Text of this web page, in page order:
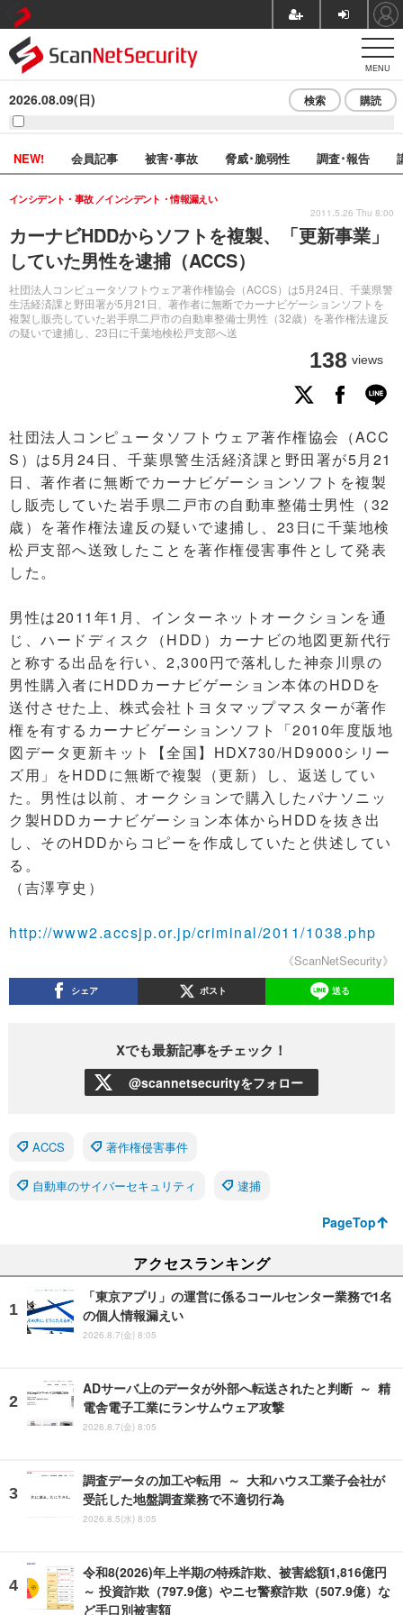
MENU
2026.08.09(日) 検索 購読
NEW! 会員記事 被害･事故 脅威･脆弱性 調査･報告
カーナビHDDからソフトを複製、「更新事業」
していた男性を逮捕（ACCS）
社団法人コンピュータソフトウェア著作権協会（ACCS）は5月24日、千葉県警
生活経済課と野田署が5月21日、著作者に無断でカーナビゲーションソフトを
複製し販売していた岩手県二戸市の自動車整備士男性（32歳）を著作権法違反
の疑いで逮捕し、23日に千葉地検松戸支部へ送
インシデント・事故 インシデント・情報漏えい
138 views
2011.5.26 Thu 8:00
社団法人コンピュータソフトウェア著作権協会（ACC
S）は5月24日、千葉県警生活経済課と野田署が5月21
日、著作者に無断でカーナビゲーションソフトを複製
し販売していた岩手県二戸市の自動車整備士男性（32
歳）を著作権法違反の疑いで逮捕し、23日に千葉地検
松戸支部へ送致したことを著作権侵害事件として発表
した。
男性は2011年1月、インターネットオークションを通
じ、ハードディスク（HDD）カーナビの地図更新代行
と称する出品を行い、2,300円で落札した神奈川県の
男性購入者にHDDカーナビゲーション本体のHDDを
送付させた上、株式会社トヨタマップマスターが著作
権を有するカーナビゲーションソフト「2010年度版地
図データ更新キット【全国】HDX730/HD9000シリー
ズ用」をHDDに無断で複製（更新）し、返送してい
た。男性は以前、オークションで購入したパナソニッ
ク製HDDカーナビゲーション本体からHDDを抜き出
し、そのHDDからコピーを作成していたと供述してい
る。
（吉澤亨史）
http://www2.accsjp.or.jp/criminal/2011/1038.php
《ScanNetSecurity》
シェア ポスト 送る
Xでも最新記事をチェック！
@scannetsecurityをフォロー
ACCS 著作権侵害事件
自動車のサイバーセキュリティ 逮捕
PageTop
アクセスランキング
「東京アプリ」の運営に係るコールセンター業務で1名
の個人情報漏えい
2026.8.7(金) 8:05
ADサーバ上のデータが外部へ転送されたと判断 ～ 精
電舎電子工業にランサムウェア攻撃
2026.8.7(金) 8:05
調査データの加工や転用 ～ 大和ハウス工業子会社が
受託した地盤調査業務で不適切行為
2026.8.5(水) 8:05
令和8(2026)年上半期の特殊詐欺、被害総額1,816億円
～ 投資詐欺（797.9億）やニセ警察詐欺（507.9億）な
ど手口別被害額